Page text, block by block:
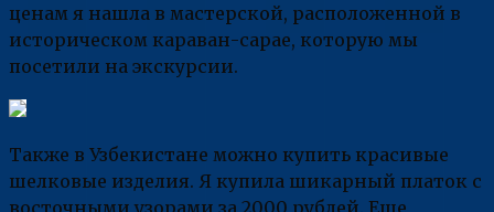
ценам я нашла в мастерской, расположенной в
историческом караван-сарае, которую мы
посетили на экскурсии.
Также в Узбекистане можно купить красивые
шелковые изделия. Я купила шикарный платок с
восточными узорами за 2000 рублей. Еще